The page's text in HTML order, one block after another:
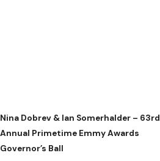
Nina Dobrev & Ian Somerhalder – 63rd
Annual Primetime Emmy Awards
Governor’s Ball